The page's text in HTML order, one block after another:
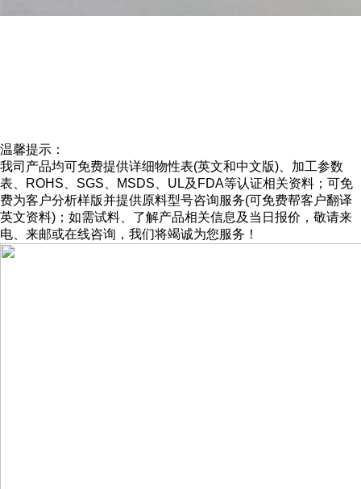
温馨提示：
我司产品均可免费提供详细物性表(英文和中文版)、加工参数
表、ROHS、SGS、MSDS、UL及FDA等认证相关资料；可免
费为客户分析样版并提供原料型号咨询服务(可免费帮客户翻译
英文资料)；如需试料、了解产品相关信息及当日报价，敬请来
电、来邮或在线咨询，我们将竭诚为您服务！